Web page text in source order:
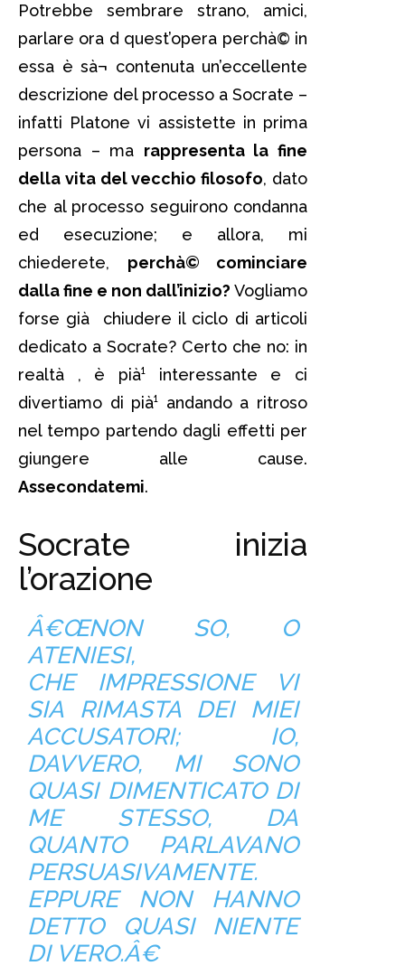
Potrebbe sembrare strano, amici,
parlare ora d quest’opera perchà© in
essa è sà¬ contenuta un’eccellente
descrizione del processo a Socrate –
infatti Platone vi assistette in prima
persona – ma rappresenta la fine
della vita del vecchio filosofo, dato
che al processo seguirono condanna
ed esecuzione; e allora, mi
chiederete, perchà© cominciare
dalla fine e non dall’inizio? Vogliamo
forse già chiudere il ciclo di articoli
dedicato a Socrate? Certo che no: in
realtà , è pià¹ interessante e ci
divertiamo di pià¹ andando a ritroso
nel tempo partendo dagli effetti per
giungere alle cause.
Assecondatemi.
Socrate inizia
l’orazione
Â€ŒNON SO, O
ATENIESI,
CHE IMPRESSIONE VI
SIA RIMASTA DEI MIEI
ACCUSATORI; IO,
DAVVERO, MI SONO
QUASI DIMENTICATO DI
ME STESSO, DA
QUANTO PARLAVANO
PERSUASIVAMENTE.
EPPURE NON HANNO
DETTO QUASI NIENTE
DI VERO.Â€